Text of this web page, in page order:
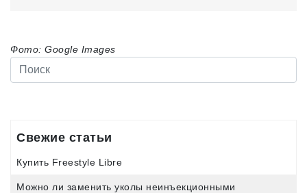
Фото: Google Images
Свежие статьи
Купить Freestyle Libre
Можно ли заменить уколы неинъекционными